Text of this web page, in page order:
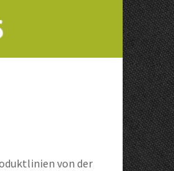
von der